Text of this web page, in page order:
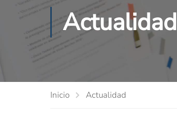
Actualidad
Inicio Actualidad